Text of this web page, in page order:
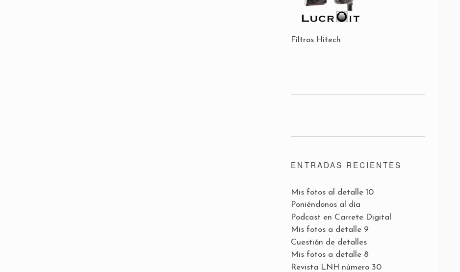
Filtros Hitech
ENTRADAS RECIENTES
Mis fotos al detalle 10
Poniéndonos al día
Podcast en Carrete Digital
Mis fotos a detalle 9
Cuestión de detalles
Mis fotos a detalle 8
Revista LNH número 30